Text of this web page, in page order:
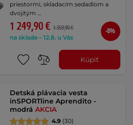
priestormi, skladacím sedadlom a
dvojitým …
1 249,90 € 1 359,90 €
na sklade – 12.8. u Vás
-8%
Kúpiť
Detská plávacia vesta
inSPORTline Aprendito -
modráAKCIA
4.9 (30)